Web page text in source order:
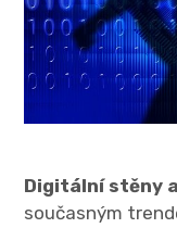
Digitální stěny
současným